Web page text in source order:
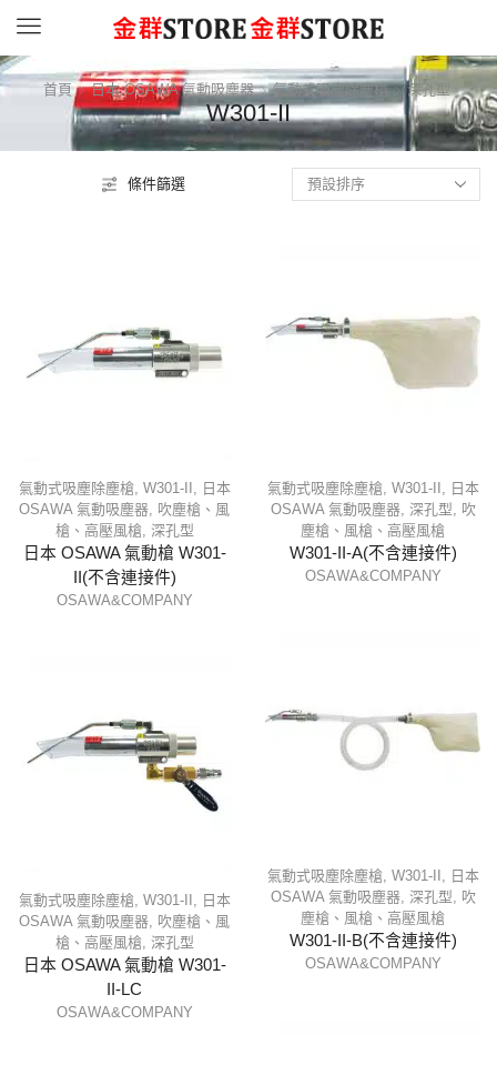
Menu
首頁 日本 OSAWA 氣動吸塵器 氣動式吸塵除塵槍 深孔型
W301-II
條件篩選
氣動式吸塵除塵槍, W301-II , 日本
OSAWA 氣動吸塵器, 吹塵槍、風
槍、高壓風槍, 深孔型
日本 OSAWA 氣動槍 W301-
II(不含連接件)
OSAWA&COMPANY
氣動式吸塵除塵槍, W301-II , 日本
OSAWA 氣動吸塵器, 深孔型, 吹
塵槍、風槍、高壓風槍
W301-II-A(不含連接件)
OSAWA&COMPANY
氣動式吸塵除塵槍, W301-II , 日本
OSAWA 氣動吸塵器, 深孔型, 吹
塵槍、風槍、高壓風槍
W301-II-B(不含連接件)
OSAWA&COMPANY
氣動式吸塵除塵槍, W301-II , 日本
OSAWA 氣動吸塵器, 吹塵槍、風
槍、高壓風槍, 深孔型
日本 OSAWA 氣動槍 W301-
II-LC
OSAWA&COMPANY